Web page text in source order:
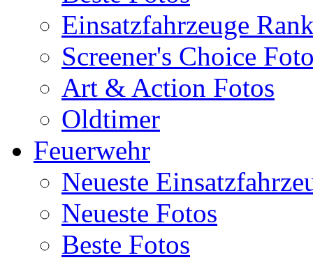
Einsatzfahrzeuge
Screener's Choice
Art & Action Fotos
Oldtimer
Feuerwehr
Neueste
Neueste Fotos
Beste Fotos